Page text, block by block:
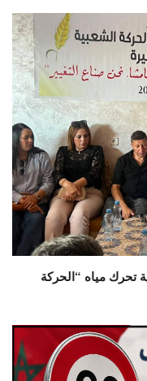
تحرك مياه “الحركة